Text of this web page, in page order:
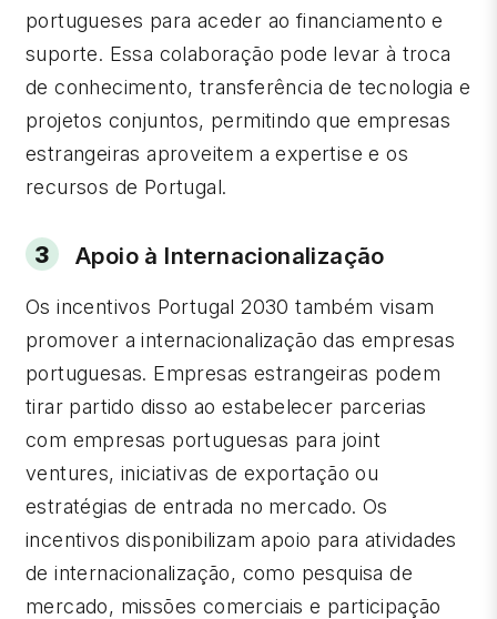
portugueses para aceder ao financiamento e
suporte. Essa colaboração pode levar à troca
de conhecimento, transferência de tecnologia e
projetos conjuntos, permitindo que empresas
estrangeiras aproveitem a expertise e os
recursos de Portugal.
Apoio à Internacionalização
Os incentivos Portugal 2030 também visam
promover a internacionalização das empresas
portuguesas. Empresas estrangeiras podem
tirar partido disso ao estabelecer parcerias
com empresas portuguesas para joint
ventures, iniciativas de exportação ou
estratégias de entrada no mercado. Os
incentivos disponibilizam apoio para atividades
de internacionalização, como pesquisa de
mercado, missões comerciais e participação